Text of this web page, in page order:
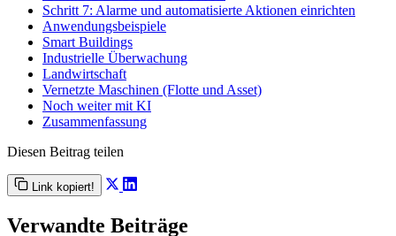
Schritt 7: Alarme und automatisierte Aktionen einrichten
Anwendungsbeispiele
Smart Buildings
Industrielle Überwachung
Landwirtschaft
Vernetzte Maschinen (Flotte und Asset)
Noch weiter mit KI
Zusammenfassung
Diesen Beitrag teilen
Link kopiert!
Verwandte Beiträge